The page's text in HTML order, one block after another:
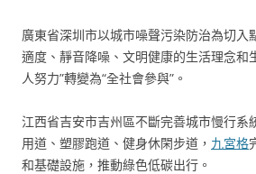
廣東省深圳市以城市噪聲污染防治為切入
適度、靜音降噪、文明健康的生活理念和
人努力”轉變為“全社會參與”。
江西省吉安市吉州區不斷完善城市慢行系
用道、塑膠跑道、健身休閑步道， 九宮格
和基礎設施，推動綠色低碳出行。